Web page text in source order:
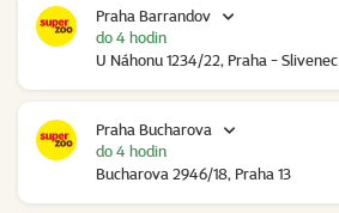
Praha Barrandov
U Náhonu 1234/22, Praha - Slivenec
do 4 hodin
Praha Bucharova
Bucharova 2946/18, Praha 13
do 4 hodin